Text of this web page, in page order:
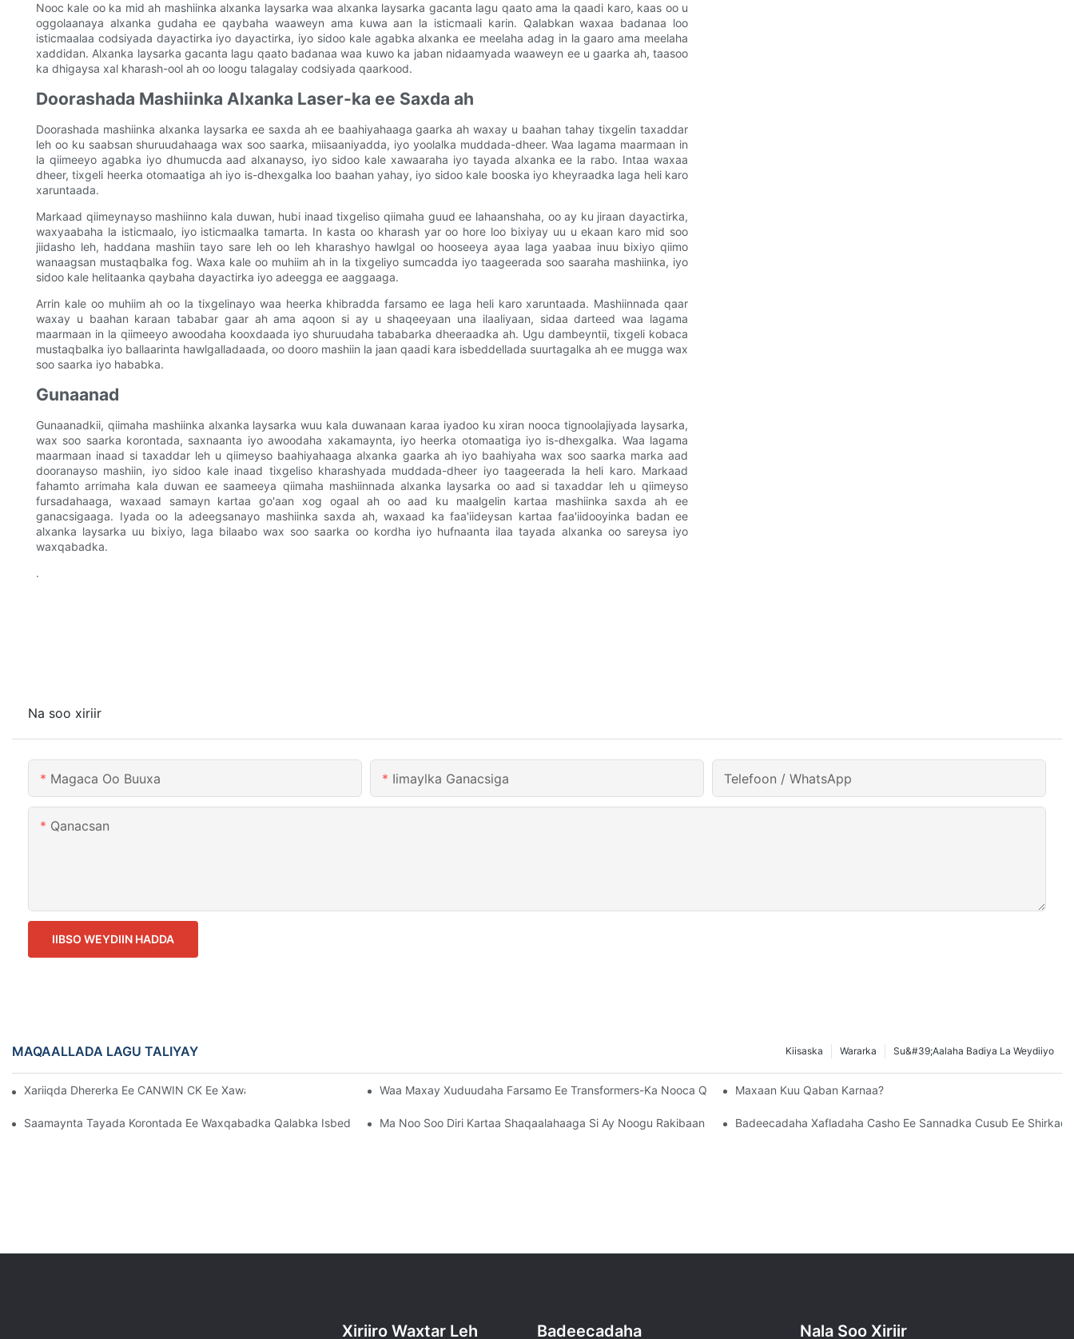
Nooc kale oo ka mid ah mashiinka alxanka laysarka waa alxanka laysarka gacanta lagu qaato ama la qaadi karo, kaas oo u
oggolaanaya alxanka gudaha ee qaybaha waaweyn ama kuwa aan la isticmaali karin. Qalabkan waxaa badanaa loo
isticmaalaa codsiyada dayactirka iyo dayactirka, iyo sidoo kale agabka alxanka ee meelaha adag in la gaaro ama meelaha
xaddidan. Alxanka laysarka gacanta lagu qaato badanaa waa kuwo ka jaban nidaamyada waaweyn ee u gaarka ah, taasoo
ka dhigaysa xal kharash-ool ah oo loogu talagalay codsiyada qaarkood.
Doorashada Mashiinka Alxanka Laser-ka ee Saxda ah
Doorashada mashiinka alxanka laysarka ee saxda ah ee baahiyahaaga gaarka ah waxay u baahan tahay tixgelin taxaddar
leh oo ku saabsan shuruudahaaga wax soo saarka, miisaaniyadda, iyo yoolalka muddada-dheer. Waa lagama maarmaan in
la qiimeeyo agabka iyo dhumucda aad alxanayso, iyo sidoo kale xawaaraha iyo tayada alxanka ee la rabo. Intaa waxaa
dheer, tixgeli heerka otomaatiga ah iyo is-dhexgalka loo baahan yahay, iyo sidoo kale booska iyo kheyraadka laga heli karo
xaruntaada.
Markaad qiimeynayso mashiinno kala duwan, hubi inaad tixgeliso qiimaha guud ee lahaanshaha, oo ay ku jiraan dayactirka,
waxyaabaha la isticmaalo, iyo isticmaalka tamarta. In kasta oo kharash yar oo hore loo bixiyay uu u ekaan karo mid soo
jiidasho leh, haddana mashiin tayo sare leh oo leh kharashyo hawlgal oo hooseeya ayaa laga yaabaa inuu bixiyo qiimo
wanaagsan mustaqbalka fog. Waxa kale oo muhiim ah in la tixgeliyo sumcadda iyo taageerada soo saaraha mashiinka, iyo
sidoo kale helitaanka qaybaha dayactirka iyo adeegga ee aaggaaga.
Arrin kale oo muhiim ah oo la tixgelinayo waa heerka khibradda farsamo ee laga heli karo xaruntaada. Mashiinnada qaar
waxay u baahan karaan tababar gaar ah ama aqoon si ay u shaqeeyaan una ilaaliyaan, sidaa darteed waa lagama
maarmaan in la qiimeeyo awoodaha kooxdaada iyo shuruudaha tababarka dheeraadka ah. Ugu dambeyntii, tixgeli kobaca
mustaqbalka iyo ballaarinta hawlgalladaada, oo dooro mashiin la jaan qaadi kara isbeddellada suurtagalka ah ee mugga wax
soo saarka iyo hababka.
Gunaanad
Gunaanadkii, qiimaha mashiinka alxanka laysarka wuu kala duwanaan karaa iyadoo ku xiran nooca tignoolajiyada laysarka,
wax soo saarka korontada, saxnaanta iyo awoodaha xakamaynta, iyo heerka otomaatiga iyo is-dhexgalka. Waa lagama
maarmaan inaad si taxaddar leh u qiimeyso baahiyahaaga alxanka gaarka ah iyo baahiyaha wax soo saarka marka aad
dooranayso mashiin, iyo sidoo kale inaad tixgeliso kharashyada muddada-dheer iyo taageerada la heli karo. Markaad
fahamto arrimaha kala duwan ee saameeya qiimaha mashiinnada alxanka laysarka oo aad si taxaddar leh u qiimeyso
fursadahaaga, waxaad samayn kartaa go'aan xog ogaal ah oo aad ku maalgelin kartaa mashiinka saxda ah ee
ganacsigaaga. Iyada oo la adeegsanayo mashiinka saxda ah, waxaad ka faa'iideysan kartaa faa'iidooyinka badan ee
alxanka laysarka uu bixiyo, laga bilaabo wax soo saarka oo kordha iyo hufnaanta ilaa tayada alxanka oo sareysa iyo
waxqabadka.
.
Na soo xiriir
Magaca Oo Buuxa Iimaylka Ganacsiga Telefoon / WhatsApp
Qanacsan
IIBSO WEYDIIN HADDA
MAQAALLADA LAGU TALIYAY Su&#39;aalaha Badiya La Weydiiyo
Wararka
Kiisaska
Xariiqda Dhererka Ee CANWIN CK Ee Xawaaraha Sare Leh (Model: CAH(223) - 400CK)Waa Maxay Xuduudaha Farsamo Ee Transformers-Ka Nooca Qalalan? Waa Maxay Shaqadooda?
Maxaan Kuu Qaban Karnaa?
Saamaynta Tayada Korontada Ee Waxqabadka Qalabka Isbeddelka Ma Noo Soo Diri Kartaa Shaqaalahaaga Si Ay Noogu Rakibaan Qalabka?Badeecadaha Xafladaha Casho Ee Sannadka Cusub Ee
Xiriiro Waxtar Leh Badeecadaha Nala Soo Xiriir